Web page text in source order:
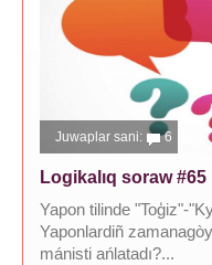
Juwaplar sani: 6
Logikalıq soraw #65
Yapon tilinde "Toģiz"-
Yaponlardiñ
mánisti ańlatadı?...